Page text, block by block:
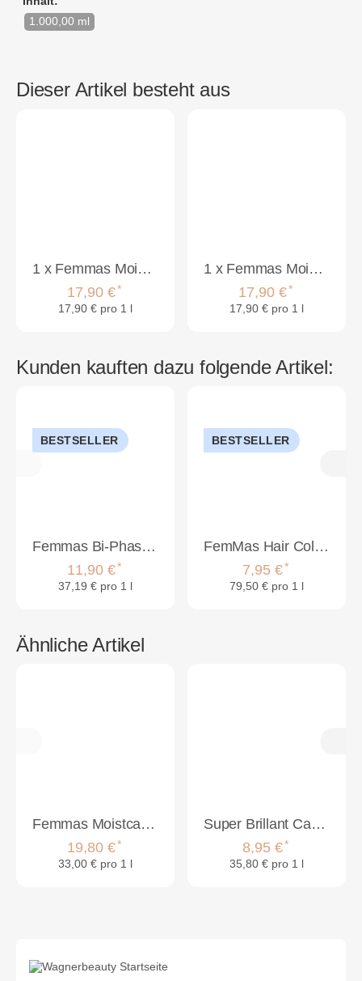
1.000,00 ml
Dieser Artikel besteht aus
1 x Femmas Moistcare Conditioner 1000ml
17,90 €*
17,90 € pro 1 l
1 x Femmas Moistcare Shampoo 1000ml
17,90 €*
17,90 € pro 1 l
Kunden kauften dazu folgende Artikel:
BESTSELLER
Femmas Bi-Phase Spray Arganöl 320 ml
11,90 €*
37,19 € pro 1 l
BESTSELLER
FemMas Hair Color Cream 100ml Haarfarbe Dunkelblond Intensiv 6.0
7,95 €*
79,50 € pro 1 l
Ähnliche Artikel
Femmas Moistcare Shampoo 300 ml & Conditioner 300 ml Bundle
19,80 €*
33,00 € pro 1 l
Super Brillant Care Moisture Shampoo 250ml
8,95 €*
35,80 € pro 1 l